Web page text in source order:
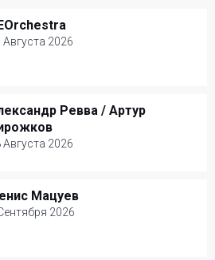
Августа 2026
Ревва / Артур
Августа 2026
/ Артур Пирожков
Мацуев
2026
Мацуев